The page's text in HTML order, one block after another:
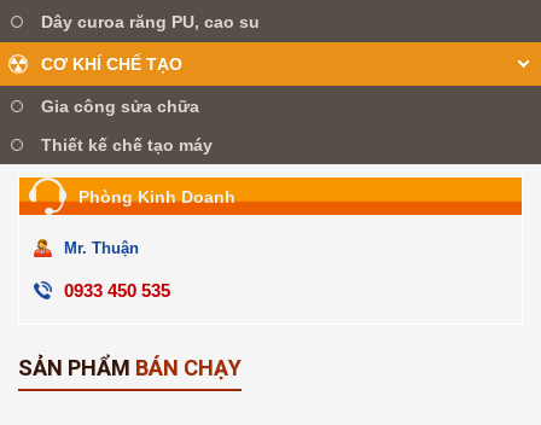
Dây curoa răng PU, cao su
CƠ KHÍ CHẾ TẠO
Gia công sửa chữa
Thiết kế chế tạo máy
Phòng Kinh Doanh
Mr. Thuận
0933 450 535
SẢN PHẨM BÁN CHẠY